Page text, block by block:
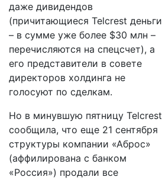
даже дивидендов
(причитающиеся Telcrest деньги
– в сумме уже более $30 млн –
перечисляются на спецсчет), а
его представители в совете
директоров холдинга не
голосуют по сделкам.
Но в минувшую пятницу Telcrest
сообщила, что еще 21 сентября
структуры компании «Аброс»
(аффилирована с банком
«Россия») продали все